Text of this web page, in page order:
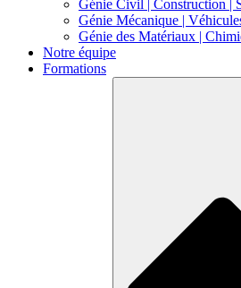
Génie Civil | Construction |
Génie Mécanique |
Génie des Matériaux |
Notre équipe
Formations